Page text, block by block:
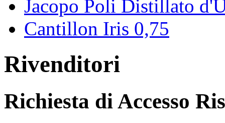
Jacopo Poli Distillato
Cantillon Iris 0,75
Rivenditori
Richiesta di Accesso